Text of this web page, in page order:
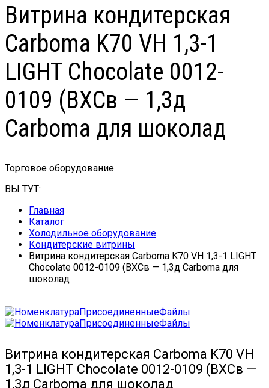
Витрина кондитерская
Carboma K70 VH 1,3-1
LIGHT Chocolate 0012-
0109 (ВХСв — 1,3д
Carboma для шоколад
Торговое оборудование
ВЫ ТУТ:
Главная
Каталог
Холодильное оборудование
Кондитерские витрины
Витрина кондитерская Carboma K70 VH 1,3-1 LIGHT
Chocolate 0012-0109 (ВХСв — 1,3д Carboma для
шоколад
Витрина кондитерская Carboma K70 VH
1,3-1 LIGHT Chocolate 0012-0109 (ВХСв —
1,3д Carboma для шоколад